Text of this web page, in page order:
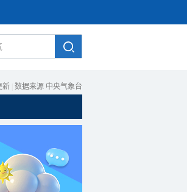
新 数据来源 中央气象台